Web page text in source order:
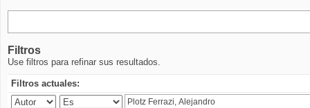
Filtros
Use filtros para refinar sus resultados.
Filtros actuales: